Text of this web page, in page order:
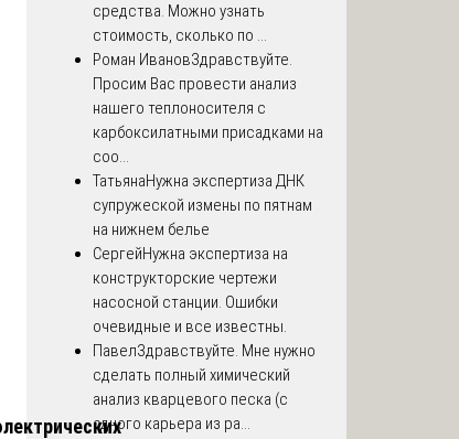
средства. Можно узнать
стоимость, сколько по ...
Роман ИвановЗдравствуйте.
Просим Вас провести анализ
нашего теплоносителя с
карбоксилатными присадками на
соо...
ТатьянаНужна экспертиза ДНК
супружеской измены по пятнам
на нижнем белье
СергейНужна экспертиза на
конструкторские чертежи
насосной станции. Ошибки
очевидные и все известны.
ПавелЗдравствуйте. Мне нужно
сделать полный химический
анализ кварцевого песка (с
одного карьера из ра...